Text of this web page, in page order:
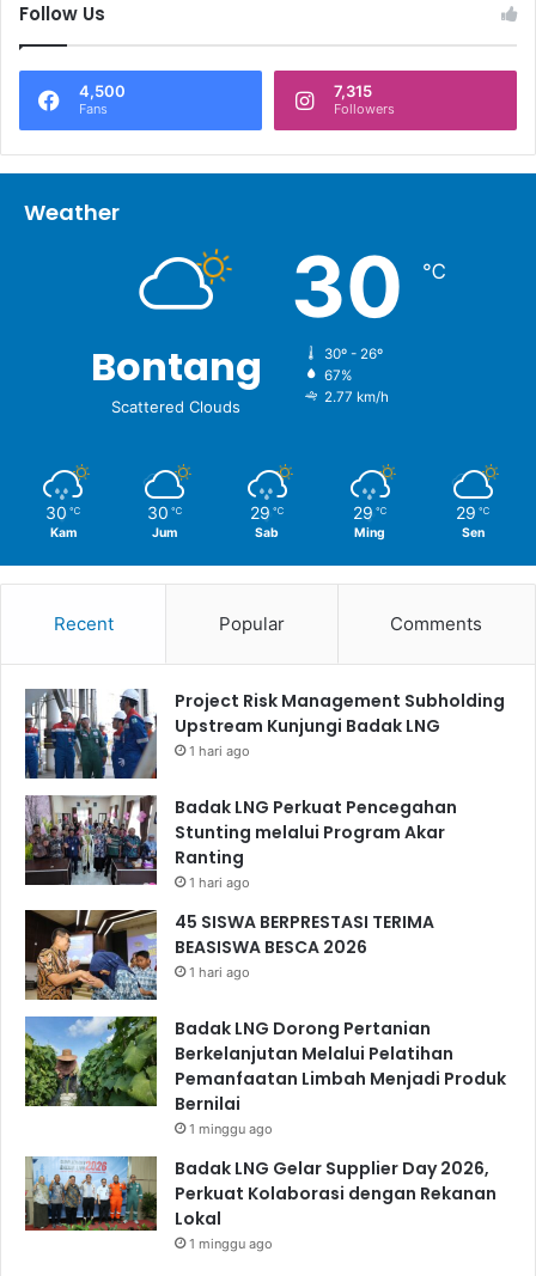
Follow Us
4,500
Fans
7,315
Followers
Weather
Bontang
Scattered Clouds
30 ℃
30º - 26º
67%
2.77 km/h
30 ℃
Kam
30 ℃
Jum
29 ℃
Sab
29 ℃
Ming
29 ℃
Sen
Recent Popular Comments
Project Risk Management Subholding
Upstream Kunjungi Badak LNG
1 hari ago
Badak LNG Perkuat Pencegahan
Stunting melalui Program Akar
Ranting
1 hari ago
45 SISWA BERPRESTASI TERIMA
BEASISWA BESCA 2026
1 hari ago
Badak LNG Dorong Pertanian
Berkelanjutan Melalui Pelatihan
Pemanfaatan Limbah Menjadi Produk
Bernilai
1 minggu ago
Badak LNG Gelar Supplier Day 2026,
Perkuat Kolaborasi dengan Rekanan
Lokal
1 minggu ago